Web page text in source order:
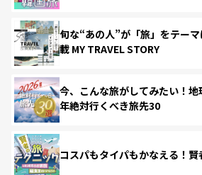
旬な“あの人”が「旅」をテー
載 MY TRAVEL STORY
今、こんな旅がしてみたい！
年絶対行くべき旅先30
コスパもタイパもかなえる！